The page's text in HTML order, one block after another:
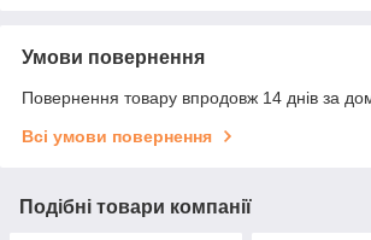
Умови повернення
Повернення товару впродовж 14 днів за
Всі умови повернення
Подібні товари компанії